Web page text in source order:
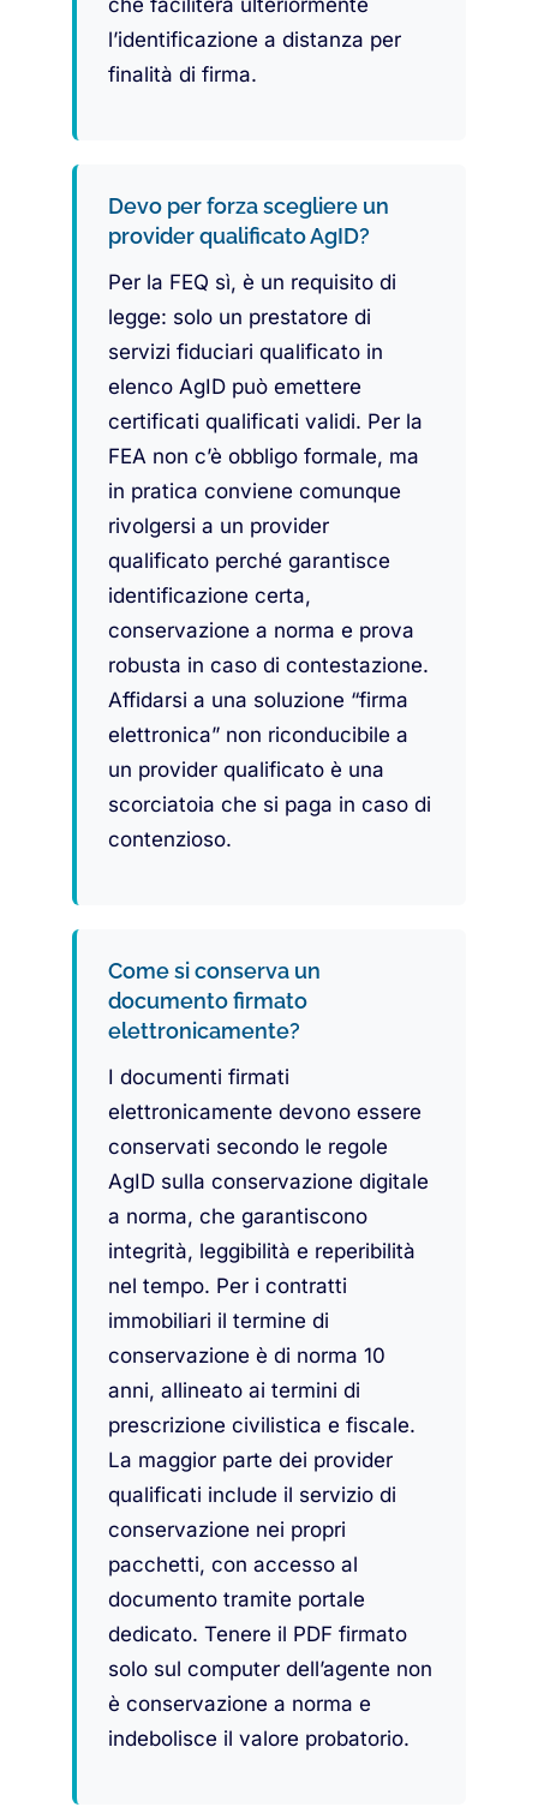
che faciliterà ulteriormente
l’identificazione a distanza per
finalità di firma.
Devo per forza scegliere un
provider qualificato AgID?
Per la FEQ sì, è un requisito di
legge: solo un prestatore di
servizi fiduciari qualificato in
elenco AgID può emettere
certificati qualificati validi. Per la
FEA non c’è obbligo formale, ma
in pratica conviene comunque
rivolgersi a un provider
qualificato perché garantisce
identificazione certa,
conservazione a norma e prova
robusta in caso di contestazione.
Affidarsi a una soluzione “firma
elettronica” non riconducibile a
un provider qualificato è una
scorciatoia che si paga in caso di
contenzioso.
Come si conserva un
documento firmato
elettronicamente?
I documenti firmati
elettronicamente devono essere
conservati secondo le regole
AgID sulla conservazione digitale
a norma, che garantiscono
integrità, leggibilità e reperibilità
nel tempo. Per i contratti
immobiliari il termine di
conservazione è di norma 10
anni, allineato ai termini di
prescrizione civilistica e fiscale.
La maggior parte dei provider
qualificati include il servizio di
conservazione nei propri
pacchetti, con accesso al
documento tramite portale
dedicato. Tenere il PDF firmato
solo sul computer dell’agente non
è conservazione a norma e
indebolisce il valore probatorio.